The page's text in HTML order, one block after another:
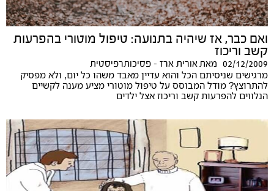
ואם כבר, אז שיהיה בתנועה: טיפול מוטורי בהפרעות
קשב וריכוז
02/12/2009 מאתאורית ארז - פסיכותרפיסטית
מרגישים שניסיתם הכל והוא עדיין מאבד משהו כל יום, ולא מפסיק
להתרוצץ? מודל המבוסס על טיפול מוטורי מציע מענה לקשיים
הנלווים להפרעות קשב וריכוז אצל ילדים